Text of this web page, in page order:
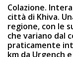
Colazione.
città di Khiva.
regione, con le
che variano dal
praticamente
km da Urgench